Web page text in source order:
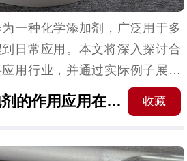
合成乳胶消泡剂的作用应用在行业中的奇效 收藏
一种化学添加剂，广泛用于多
日常应用。本文将深入探讨合
用行业，并通过实际例子展示
要作用效果。 （合成乳胶消泡剂
消泡剂的应用行业1.&n...